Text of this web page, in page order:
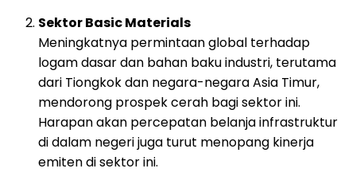
SektorBasicMaterials
Meningkatnya permintaanglobal terhadap
logamdasardan bahan bakuindustri, terutama
dari Tiongkokdan negara-negaraAsia Timur,
mendorong prospekcerah bagisektorini.
Harapanakan percepatan belanjainfrastruktur
didalam negerijuga turut menopang kinerja
emitendisektorini.